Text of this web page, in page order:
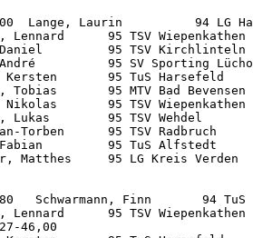
Lange, Laurin          94 LG
Lennard      95 TSV
95 TSV
95 SV Sporting
95 TuS
Tobias       95 MTV Bad
Nikolas       95 TSV
Lukas        95 TSV Wehdel
Torben      95 TSV
Fabian         95 TuS
Matthes     95 LG Kreis
Schwarmann, Finn       94 TuS
Lennard      95 TSV
46,00